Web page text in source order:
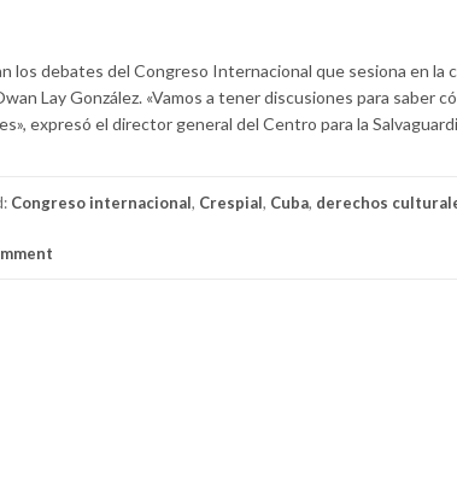
los debates del Congreso Internacional que sesiona en la
Lay González. «Vamos a tener discusiones para saber
expresó el director general del Centro para la
Congreso internacional, Crespial, Cuba, derechos